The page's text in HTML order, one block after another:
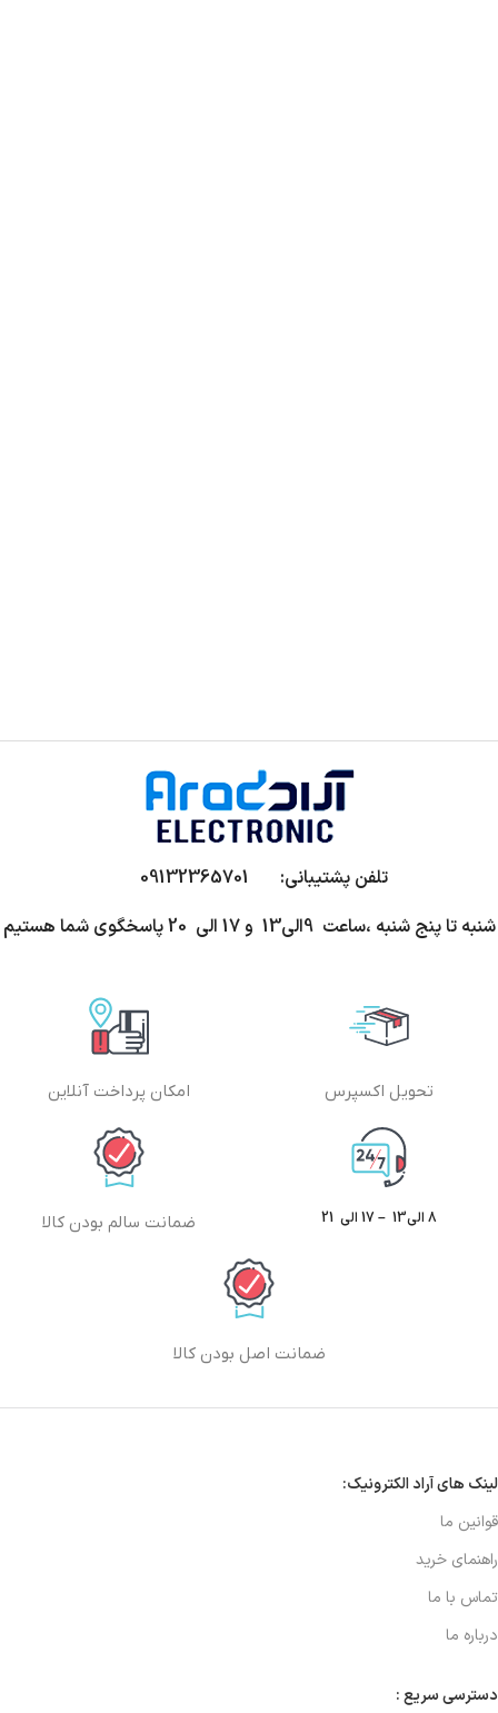
تلفن پشتیبانی: 09132365701
شنبه تا پنج شنبه ،ساعت 9الی13 و 17 الی 20 پاسخگوی شما هستیم
تحویل اکسپرس امکان پرداخت آنلاین
8 الی13 – 17 الی 21 ضمانت سالم بودن کالا
ضمانت اصل بودن کالا
لینک های آراد الکترونیک:
قوانین ما
راهنمای خرید
تماس با ما
درباره ما
دسترسی سریع :